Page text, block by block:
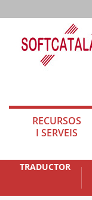
RECURSOS
I SERVEIS
TRADUCTOR